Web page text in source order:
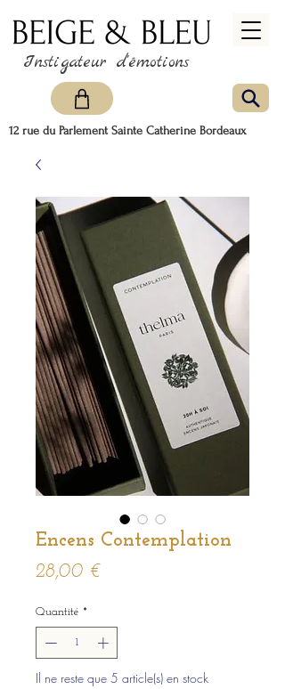
Instigateur d'émotions
12 rue du Parlement Sainte Catherine Bordeaux
Encens Contemplation
28,00 €
Quantité *
Il ne reste que 5 article(s) en stock